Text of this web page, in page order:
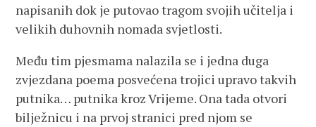
napisanih dok je putovao tragom svojih učitelja i
velikih duhovnih nomada svjetlosti.
Među tim pjesmama nalazila se i jedna duga
zvjezdana poema posvećena trojici upravo takvih
putnika… putnika kroz Vrijeme. Ona tada otvori
bilježnicu i na prvoj stranici pred njom se